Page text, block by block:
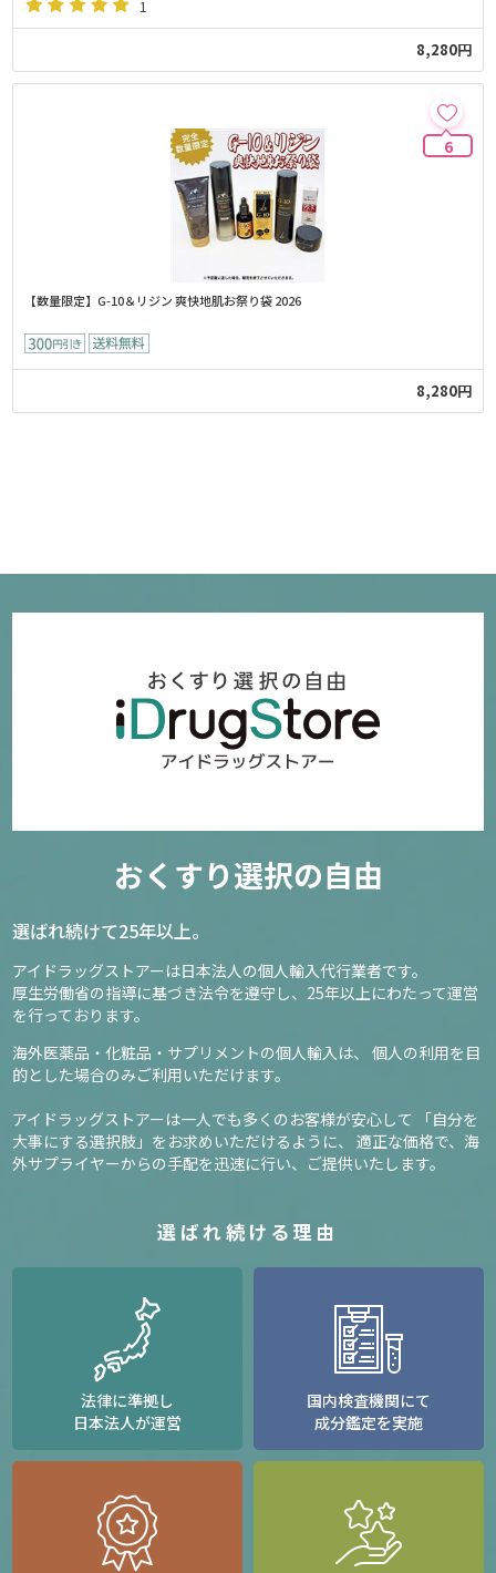
1
8,280円
6
【数量限定】G-10＆リジン 爽快地肌お祭り袋 2026
8,280円
おくすり選択の自由
選ばれ続けて25年以上。
アイドラッグストアーは日本法人の個人輸入代行業者です。
厚生労働省の指導に基づき法令を遵守し、 25年以上にわたって運営
を行っております。
海外医薬品・化粧品・サプリメントの個人輸入は、 個人の利用を目
的とした場合のみご利用いただけます。
アイドラッグストアーは一人でも多くのお客様が安心して
「自分を
大事にする選択肢」をお求めいただけるように、 適正な価格で、海
外サプライヤーからの手配を迅速に行い、ご提供いたします。
選ばれ続ける理由
法律に準拠し
日本法人が運営
国内検査機関にて
成分鑑定を実施